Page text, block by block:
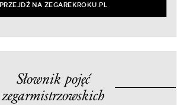
PRZEJDŹ NA ZEGAREKROKU.PL
Słownik pojęć
zegarmistrzowskich